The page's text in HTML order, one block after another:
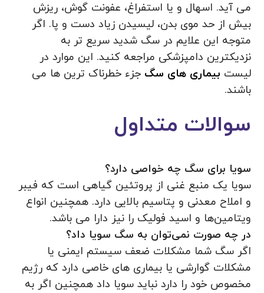
می آید. اسهال و یا استفراغ، عفونت گوش، ریزش
بیش از حد موی بدن، لیسیدن زياد دست و پا. اگر
متوجه این علایم در سگ شدید سریع تر به
نزدیکترین دامپزشکی مراجعه کنید. این موارد در
لیست بیماری های سگ جزء خطرناک ترین ها می
باشند.
سوالات متداول
سویا برای سگ چه خواصی دارد؟
سویا یک منبع غنی از پروتئین گیاهی است که فیبر
و املاح معدنی و پتاسیم بالایی دارد. همچنين انواع
ویتامین‌ها و اسید فولیک را نیز دارا می باشد.
در چه صورت نمی‌توان به سگ سویا داد؟
اگر سگ شما مشکلات ضعف سیستم ایمنی یا
مشکلات گوارشی یا بیماری های خاصی دارد که رژیم
مخصوص خود را دارد نباید سویا داد همچنین اگر به